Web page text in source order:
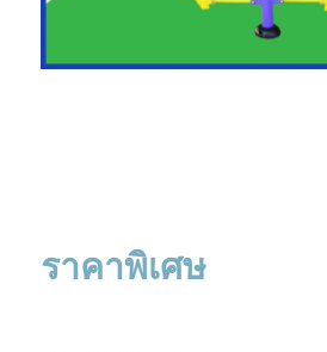
ราคาพิเศษ